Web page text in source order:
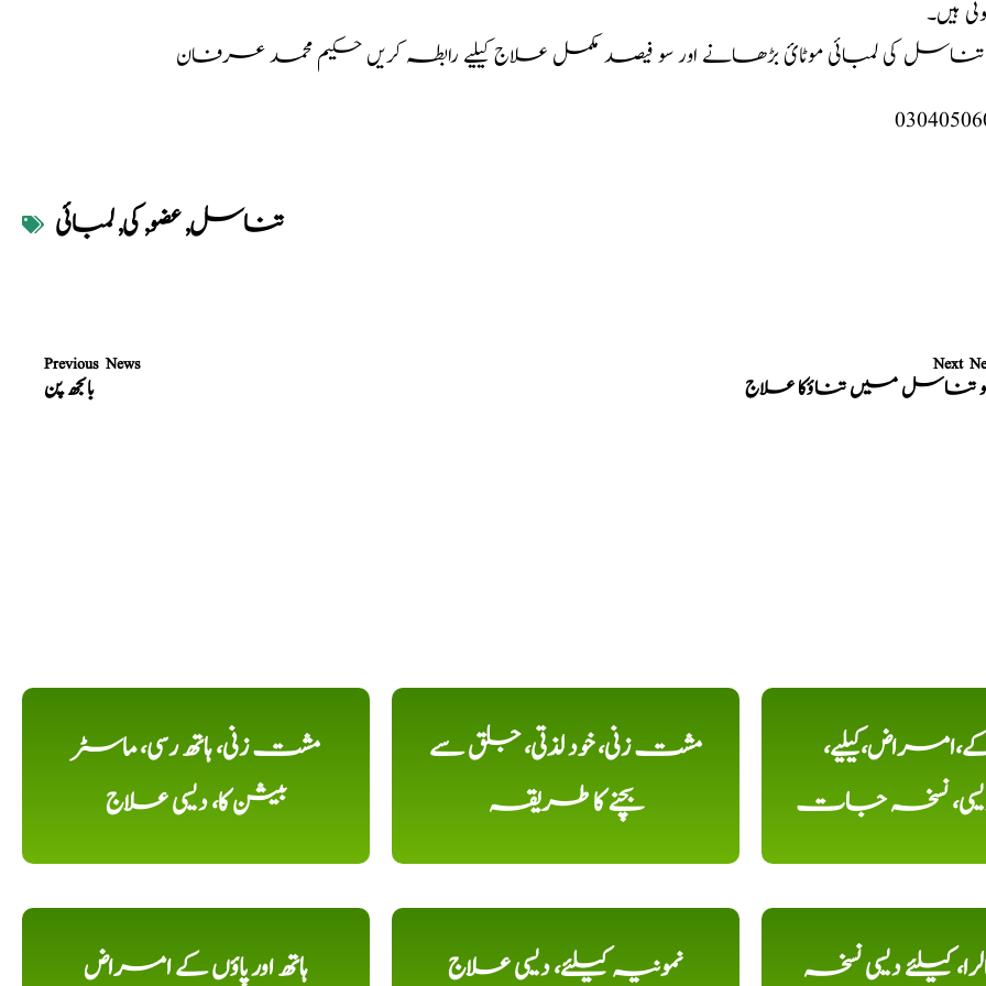
ہیں۔
تناسل کی لمبائی موٹائ بڑھانے اور سو فیصد مکمل علاج کیلیے رابطہ کریں حکیم محمد عرفان
تناسل,عضو,کی,لمبائی
Previous News
بانجھ پن
Next
تناسل میں تناؤکا علاج
مشت زنی، ہاتھ رسی، ماسٹر
بیشن کا، دیسی علاج
مشت زنی، خود لذتی، جلق سے
بچنے کا طریقہ
نسخہ جات
ہاتھ اور پاؤں کے امراض نمونیہ کیلئے، دیسی علاج کیلئے دیسی نسخہ